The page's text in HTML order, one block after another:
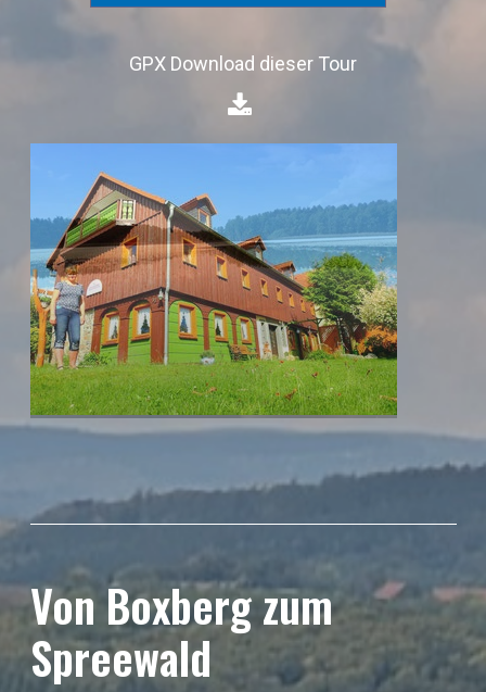
GPX Download dieser Tour
Von Boxberg zum
Spreewald